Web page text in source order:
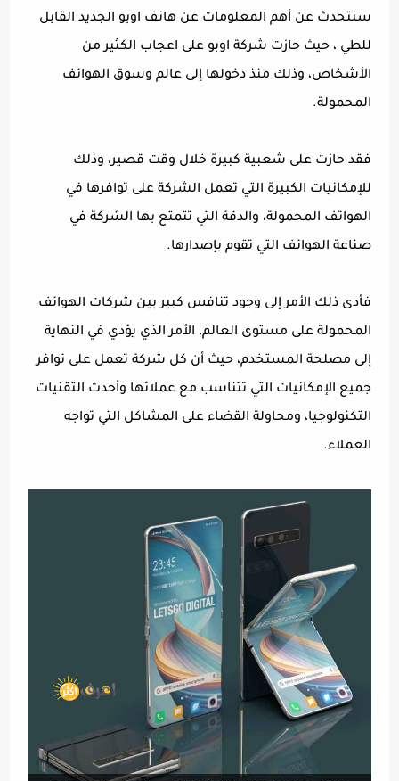
سنتحدث عن أهم المعلومات عن هاتف اوبو الجديد القابل
للطي ، حيث حازت شركة اوبو على اعجاب الكثير من
الأشخاص، وذلك منذ دخولها إلى عالم وسوق الهواتف
المحمولة.
فقد حازت على شعبية كبيرة خلال وقت قصير، وذلك
للإمكانيات الكبيرة التي تعمل الشركة على توافرها في
الهواتف المحمولة، والدقة التي تتمتع بها الشركة في
صناعة الهواتف التي تقوم بإصدارها.
فأدى ذلك الأمر إلى وجود تنافس كبير بين شركات الهواتف
المحمولة على مستوى العالم، الأمر الذي يؤدي في النهاية
إلى مصلحة المستخدم، حيث أن كل شركة تعمل على توافر
جميع الإمكانيات التي تتناسب مع عملائها وأحدث التقنيات
التكنولوجيا، ومحاولة القضاء على المشاكل التي تواجه
العملاء.